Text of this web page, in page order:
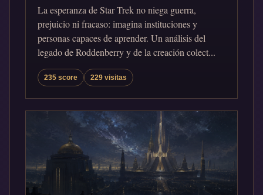
La esperanza de Star Trek no niega guerra,
prejuicio ni fracaso: imagina instituciones y
personas capaces de aprender. Un análisis del
legado de Roddenberry y de la creación colect...
235 score 229 visitas